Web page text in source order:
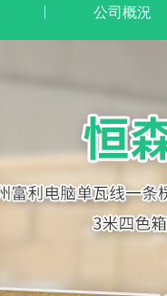
公司概況